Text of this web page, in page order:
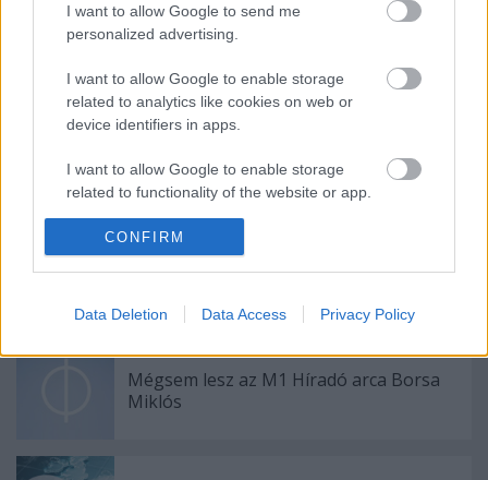
I want to allow Google to send me
personalized advertising.
I want to allow Google to enable storage
related to analytics like cookies on web or
device identifiers in apps.
I want to allow Google to enable storage
related to functionality of the website or app.
I want to allow Google to enable storage
related to personalization.
I want to allow Google to enable storage
related to security, including authentication
user protection.
CONFIRM
Data Deletion Data Access Privacy Policy
Címkék:Magyar Éva Köböl Anita Szondi Vanda
Ajánlott bejegyzések:
Mégsem lesz az M1 Híradó arca Borsa
Miklós